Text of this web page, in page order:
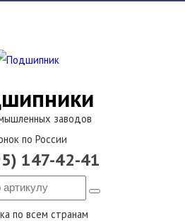
заводов
по России
147-42-41
по всем странам